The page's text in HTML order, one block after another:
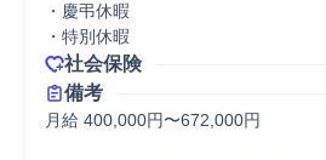
・慶弔休暇
・特別休暇
社会保険
備考
月給	400,000円〜672,000円